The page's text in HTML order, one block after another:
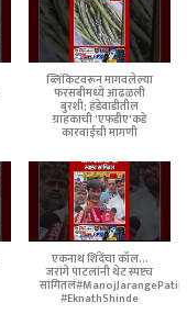
ब्लिंकिटवरून मागवलेल्या
फरसबीमध्ये आढळली
बुरशी; हंडेवाडीतील
ग्राहकाची 'एफडीए'कडे
कारवाईची मागणी
एकनाथ शिंदेंचा कॉल...
जरांगे पाटलांनी थेट स्पष्टच
सांगितलं#ManojJarangePatil
#EknathShinde